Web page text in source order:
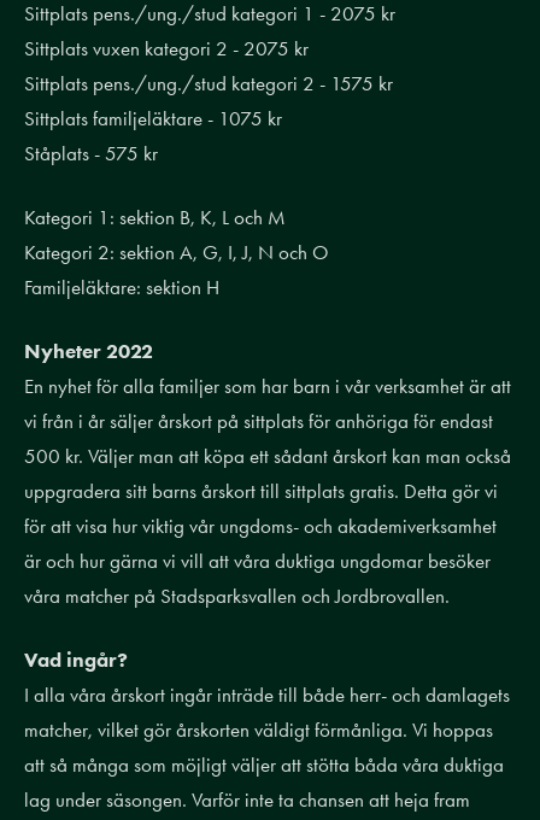
Sittplats pens./ung./stud kategori 1 - 2075 kr
Sittplats vuxen kategori 2 - 2075 kr
Sittplats pens./ung./stud kategori 2 - 1575 kr
Sittplats familjeläktare - 1075 kr
Ståplats - 575 kr
Kategori 1: sektion B, K, L och M
Kategori 2: sektion A, G, I, J, N och O
Familjeläktare: sektion H
Nyheter 2022
En nyhet för alla familjer som har barn i vår verksamhet är att
vi från i år säljer årskort på sittplats för anhöriga för endast
500 kr. Väljer man att köpa ett sådant årskort kan man också
uppgradera sitt barns årskort till sittplats gratis. Detta gör vi
för att visa hur viktig vår ungdoms- och akademiverksamhet
är och hur gärna vi vill att våra duktiga ungdomar besöker
våra matcher på Stadsparksvallen och Jordbrovallen.
Vad ingår?
I alla våra årskort ingår inträde till både herr- och damlagets
matcher, vilket gör årskorten väldigt förmånliga. Vi hoppas
att så många som möjligt väljer att stötta båda våra duktiga
lag under säsongen. Varför inte ta chansen att heja fram